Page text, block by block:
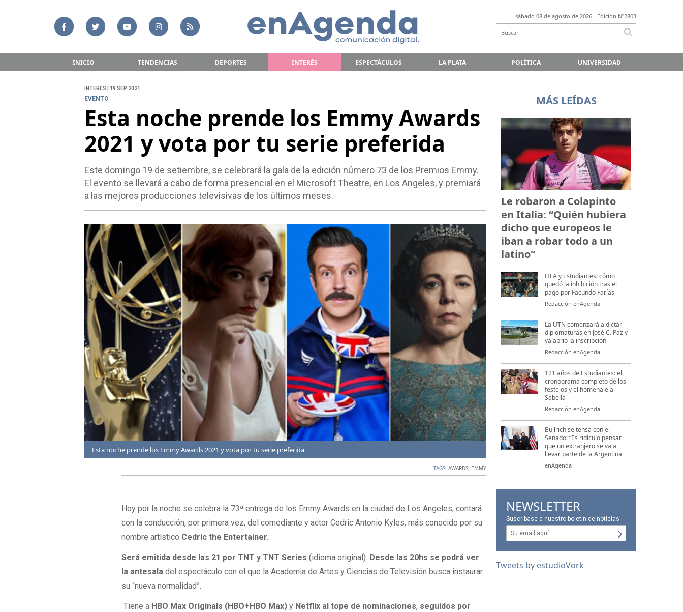
sábado 08 de agosto de 2026 - Edición Nº2803
INICIO TENDENCIAS DEPORTES INTERÉS ESPECTÁCULOS LA PLATA POLÍTICA UNIVERSIDAD
INTERÉS | 19 SEP 2021
EVENTO
Esta noche prende los Emmy Awards
2021 y vota por tu serie preferida
Este domingo 19 de setiembre, se celebrará la gala de la edición número 73 de los Premios Emmy.
El evento se llevará a cabo de forma presencial en el Microsoft Theatre, en Los Angeles, y premiará
a las mejores producciones televisivas de los últimos meses.
Esta noche prende los Emmy Awards 2021 y vota por tu serie preferida Esta noche prende los Emmy Awards 2021 y vota por tu serie
TAGS:AWARDS, EMMY
Hoy por la noche se celebra la 73ª entrega de los Emmy Awards en la ciudad de Los Angeles, contará
con la conducción, por primera vez, del comediante y actor Cedric Antonio Kyles, más conocido por su
nombre artístico Cedric the Entertainer.
Será emitida desde las 21 por TNT y TNT Series(idioma original). Desde las 20hs se podrá ver
la antesala del espectáculo con el que la Academia de Artes y Ciencias de Televisión busca instaurar
su “nueva normalidad”.
Tiene a HBO Max Originals (HBO+HBO Max)y Netflix al tope de nominaciones, seguidos por
MÁS LEÍDAS
Le robaron a Colapinto
en Italia: “Quién hubiera
dicho que europeos le
iban a robar todo a un
latino“
FIFA y Estudiantes: cómo
quedó la inhibición tras el
pago por Facundo Farías
Redacción enAgenda
La UTN comenzará a dictar
diplomaturas en José C. Paz y
ya abrió la inscripción
Redacción enAgenda
121 años de Estudiantes: el
cronograma completo de los
festejos y el homenaje a
Sabella
Redacción enAgenda
Bullrich se tensa con el
Senado: “Es ridículo pensar
que un extranjero se va a
llevar parte de la Argentina"
enAgenda
NEWSLETTER
Suscríbase a nuestro boletín de noticias
Tweets by estudioVork